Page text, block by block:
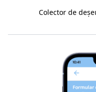
Colector de